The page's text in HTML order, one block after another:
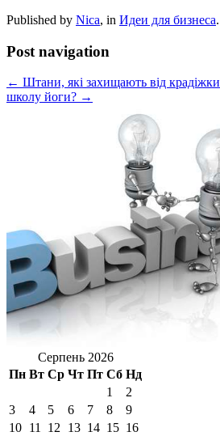
Published by Nica, in Идеи для бизнеса.
Post navigation
← Штани, які захищають від крадіжки
школу йоги? →
Серпень 2026
Пн Вт Ср Чт Пт Сб Нд
1
2
3
4 5 6 7 8
9
10 11 12 13 14 15 16